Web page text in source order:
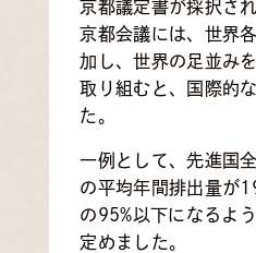
京都議定書が採択さ
京都会議には、世界
加し、世界の足並み
取り組むと、国際的
た。
一例として、先進国
の平均年間排出量が
の95%以下になるよ
定めました。